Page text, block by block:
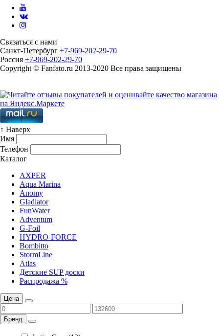
Связаться с нами
Санкт-Петербург +7-969-202-29-70
Россия +7-969-202-29-70
Copyright © Fanfato.ru 2013-2020 Все права защищены
↑ Наверх
Имя
Телефон
Каталог
AXPER
Aqua Marina
Anomy
Gladiator
FunWater
Adventum
G-Foil
HYDRO-FORCE
Bombitto
StormLine
Atlas
Детские SUP доски
Распродажа %
Цена
Бренд